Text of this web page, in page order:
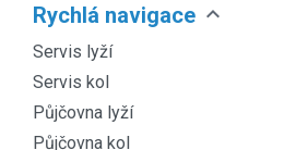
Rychlá navigace expand_more
Servis lyží
Servis kol
Půjčovna lyží
Půjčovna kol